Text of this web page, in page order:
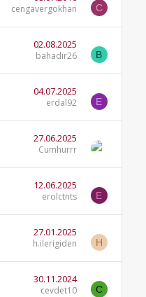
cengavergokhan C
02.08.2025
bahadır26 B
04.07.2025
erdal92 E
27.06.2025
Cumhurrr
12.06.2025
erolctnts E
27.01.2025
h.ilerigiden H
30.11.2024
cevdet10 C